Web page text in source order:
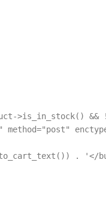
>is_in_stock() &&
. '</